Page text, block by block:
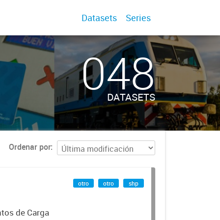
Datasets Series
048
DATASETS
Ordenar por
de Carga
otro otro shp